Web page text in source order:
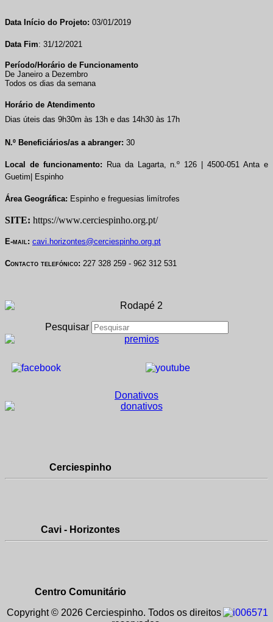
Data Início do Projeto: 03/01/2019
Data Fim: 31/12/2021
Período/Horário de Funcionamento
De Janeiro a Dezembro
Todos os dias da semana
Horário de Atendimento
Dias úteis das 9h30m às 13h e das 14h30 às 17h
N.º Beneficiários/as a abranger: 30
Local de funcionamento:
Rua da Lagarta, n.º 126 | 4500-051 Anta e
Guetim| Espinho
Área Geográfica: Espinho e freguesias limítrofes
SITE: https://www.cerciespinho.org.pt/
E-mail: cavi.horizontes@cerciespinho.org.pt
Contacto telefónico: 227 328 259 - 962 312 531
Pesquisar
Donativos
Cerciespinho
Cavi - Horizontes
Centro Comunitário
Copyright © 2026 Cerciespinho. Todos os direitos